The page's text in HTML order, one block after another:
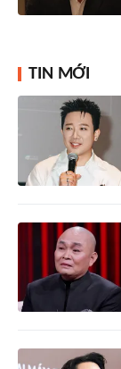
TIN MỚI